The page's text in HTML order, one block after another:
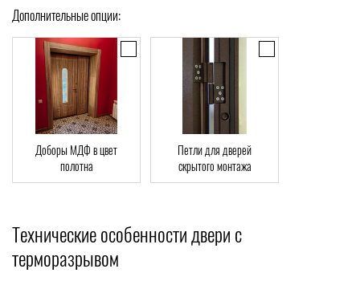
Дополнительные опции:
Доборы МДФ в цвет
полотна
Петли для дверей
скрытого монтажа
Технические особенности двери с
терморазрывом